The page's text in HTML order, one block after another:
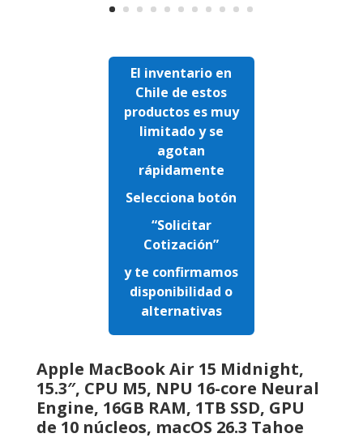
El inventario en
Chile de estos
productos es muy
limitado y se
agotan
rápidamente
Selecciona botón
“Solicitar
Cotización”
y te confirmamos
disponibilidad o
alternativas
Apple MacBook Air 15 Midnight,
15.3″, CPU M5, NPU 16-core Neural
Engine, 16GB RAM, 1TB SSD, GPU
de 10 núcleos, macOS 26.3 Tahoe